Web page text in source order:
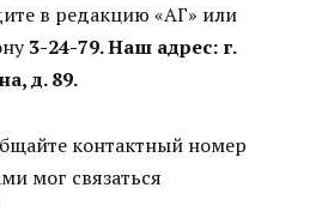
в редакцию «АГ» или
3-24-79. Наш адрес: г.
д. 89.
контактный номер
мог связаться